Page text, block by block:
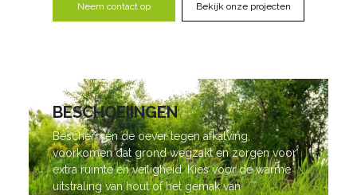
Neem contact op Bekijk onze projecten
BESCHOEIINGEN
Beschermen de oever tegen afkalving,
voorkomen dat grond wegzakt en zorgen voor
extra ruimte en veiligheid. Kies voor de warme
uitstraling van hout of het gemak van